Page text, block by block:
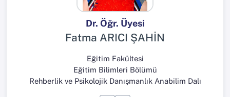
Dr. Öğr. Üyesi
Fatma ARICI ŞAHİN
Eğitim Fakültesi
Eğitim Bilimleri Bölümü
Rehberlik ve Psikolojik Danışmanlık Anabilim Dalı